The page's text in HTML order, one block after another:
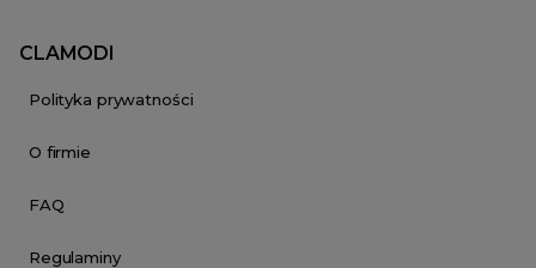
CLAMODI
Polityka prywatności
O firmie
FAQ
Regulaminy